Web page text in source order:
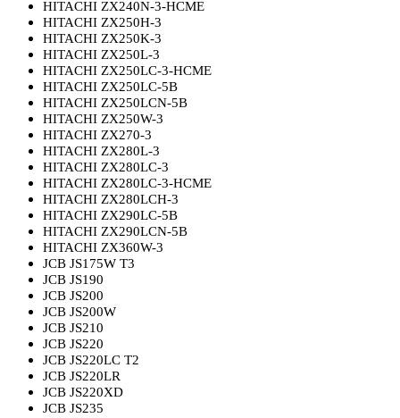
HITACHI ZX240N-3-HCME
HITACHI ZX250H-3
HITACHI ZX250K-3
HITACHI ZX250L-3
HITACHI ZX250LC-3-HCME
HITACHI ZX250LC-5B
HITACHI ZX250LCN-5B
HITACHI ZX250W-3
HITACHI ZX270-3
HITACHI ZX280L-3
HITACHI ZX280LC-3
HITACHI ZX280LC-3-HCME
HITACHI ZX280LCH-3
HITACHI ZX290LC-5B
HITACHI ZX290LCN-5B
HITACHI ZX360W-3
JCB JS175W T3
JCB JS190
JCB JS200
JCB JS200W
JCB JS210
JCB JS220
JCB JS220LC T2
JCB JS220LR
JCB JS220XD
JCB JS235